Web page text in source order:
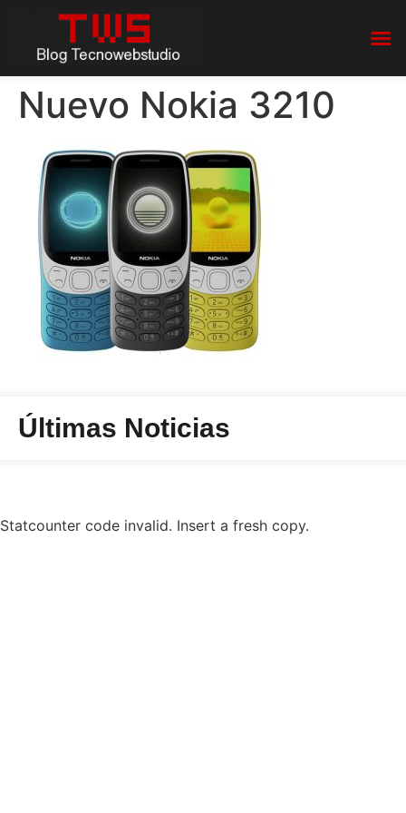
Nuevo Nokia 3210
Últimas Noticias
Statcounter code invalid. Insert a fresh copy.